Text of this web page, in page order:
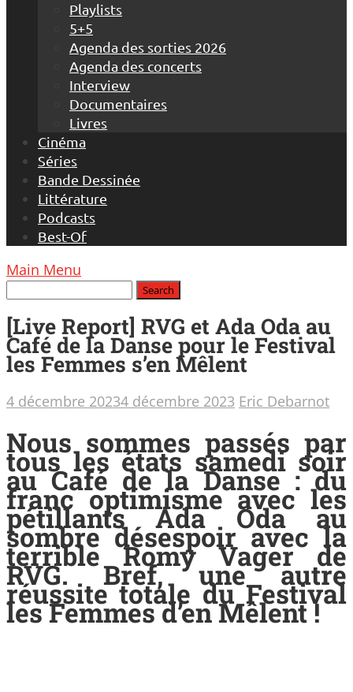
Playlists
5+5
Agenda des sorties 2026
Agenda des concerts
Interview
Documentaires
Livres
Cinéma
Séries
Bande Dessinée
Littérature
Podcasts
Best-Of
Main Menu
[Live Report] RVG et Ada Oda au
Café de la Danse pour le Festival
les Femmes s’en Mêlent
4 décembre 20234 décembre 2023 Eric Debarnot
Nous sommes passés par
tous les états samedi soir
au Café de la Danse : du
franc optimisme avec les
pétillants Ada Oda au
sombre désespoir avec la
terrible Romy Vager de
RVG. Bref, une autre
réussite totale du Festival
les Femmes d’en Mêlent !